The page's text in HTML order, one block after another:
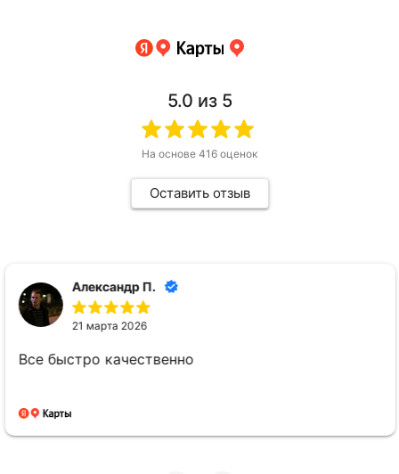
5.0 из 5
На основе 416 оценок
Оставить отзыв
Александр П.
21 марта 2026
Все быстро качественно